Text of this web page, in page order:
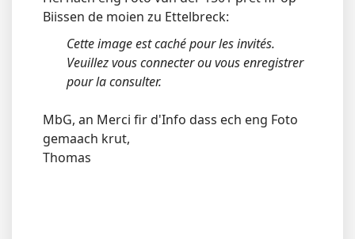
Biissen de moien zu Ettelbreck:
Cette image est caché pour les invités.
Veuillez vous connecter ou vous enregistrer
pour la consulter.
MbG, an Merci fir d'Info dass ech eng Foto
gemaach krut,
Thomas